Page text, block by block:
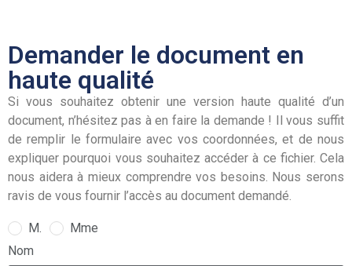
Demander le document en
haute qualité
Si vous souhaitez obtenir une version haute qualité d’un
document, n’hésitez pas à en faire la demande ! Il vous suffit
de remplir le formulaire avec vos coordonnées, et de nous
expliquer pourquoi vous souhaitez accéder à ce fichier. Cela
nous aidera à mieux comprendre vos besoins. Nous serons
ravis de vous fournir l’accès au document demandé.
M.
Mme
Nom